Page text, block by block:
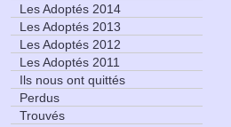
Les Adoptés 2014
Les Adoptés 2013
Les Adoptés 2012
Les Adoptés 2011
Ils nous ont quittés
Perdus
Trouvés